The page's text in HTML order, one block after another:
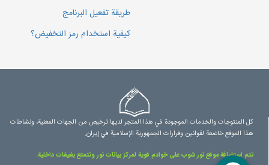
طريقة تفعيل البرنامج
كيفية استخدام رمز التخفيض؟
كل المنتوجات والخدمات الموجودة في هذا المتجر لديها ترخيص من الجهات المعنية، ونشاطات
هذا الموقع خاضعة لقوانين وقرارات الجمهورية الإسلامية في إيران.
تتم استضافة موقع نور شوب على خوادم قوية لمركز بيانات نور وتتمتع بغيغات داخلية.